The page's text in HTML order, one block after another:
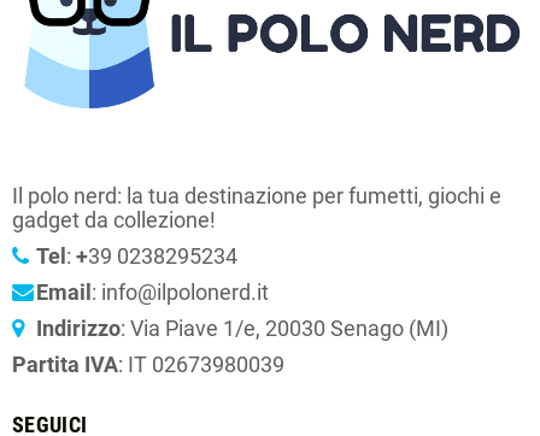
Il polo nerd: la tua destinazione per fumetti, giochi e
gadget da collezione!
Tel : +39 0238295234
Email : info@ilpolonerd.it
Indirizzo: Via Piave 1/e, 20030 Senago (MI)
Partita IVA: IT 02673980039
SEGUICI